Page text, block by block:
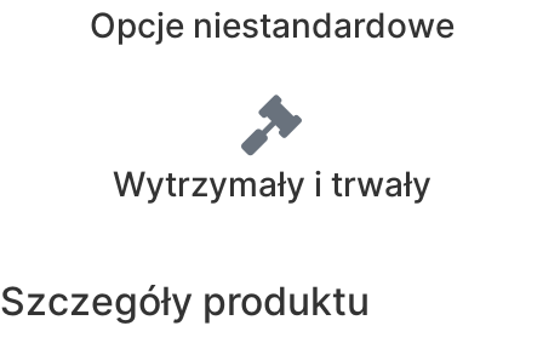
Opcje niestandardowe
Wytrzymały i trwały
Szczegóły produktu